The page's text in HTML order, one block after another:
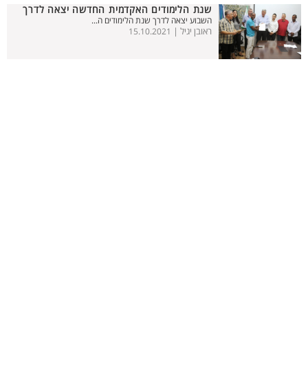
שנת הלימודים האקדמית החדשה יצאה לדרך
השבוע יצאה לדרך שנת הלימודים ה...
ראובן יגיל | 15.10.2021